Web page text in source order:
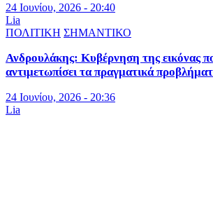
24 Ιουνίου, 2026 - 20:40
Lia
ΠΟΛΙΤΙΚΗ ΣΗΜΑΝΤΙΚΟ
Ανδρουλάκης: Κυβέρνηση της εικόνας
αντιμετωπίσει τα πραγματικά
24 Ιουνίου, 2026 - 20:36
Lia